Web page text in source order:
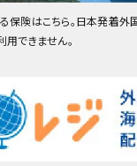
保険はこちら。日本発着外
できません。